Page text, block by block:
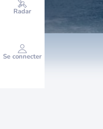
Radar
Se connecter